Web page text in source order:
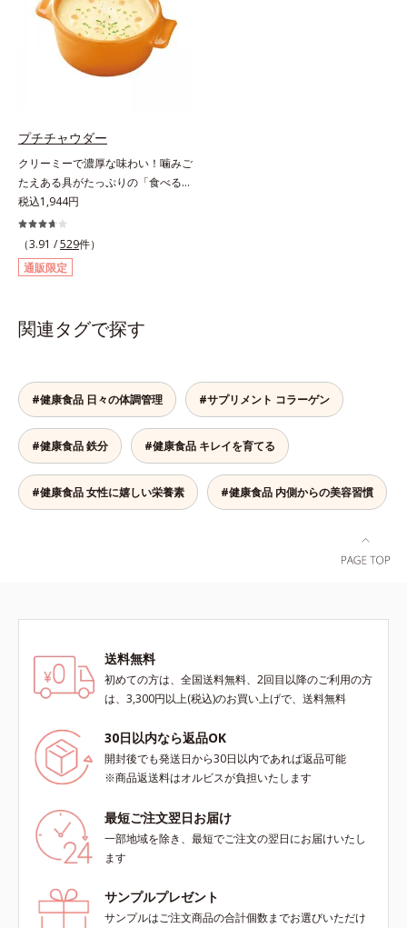
た、まるでフルーツゼリーのように
みずみずしいゼリーです。個包装の
スティックタイプだから、いつでも
どこでも片手でおいしくコラーゲン
しょう。脂肪分ゼロ＆1袋20kcal
で、ダイエット中でも安心です。各
商品の詳しい情報は商品ページをご
覧ください。・BEAUTY夏祭りは、
こちら
プチチャウダー
クリーミーで濃厚な味わい！噛みご
たえある具がたっぷりの「食べる」
スープ。クリーミーなスープに大粒
コーンやクルトン、鶏肉のような食
感の大豆たんぱくなど、具だくさん
の「食べる」スープです。ボリュー
ム感のある食べごたえで、お腹にし
ゲン*を1,000mgも配合。ダイエッ
制限で心配な栄養面もしっかりカバ
ー。ビタミン10種とミネラル2種を
約1/3日分、食物繊維を4.0gも配合
し、満腹感と朝のスッキリを期待で
きます。＊吸収しやすいコラーゲン
ペプチドを使用しています。
税込1,944円
（3.91 /529件）
通販限定
関連タグで探す
#健康食品 日々の体調管理 #サプリメント コラーゲン
#健康食品 鉄分 #健康食品 キレイを育てる
#健康食品 女性に嬉しい栄養素 #健康食品 内側からの美容習慣
送料無料
初めての方は、全国送料無料、2回目以降のご利用の方
は、3,300円以上(税込)のお買い上げで、送料無料
30日以内なら返品OK
開封後でも発送日から30日以内であれば返品可能
※商品返送料はオルビスが負担いたします
最短ご注文翌日お届け
一部地域を除き、最短でご注文の翌日にお届けいたし
ます
サンプルプレゼント
サンプルはご注文商品の合計個数までお選びいただけ